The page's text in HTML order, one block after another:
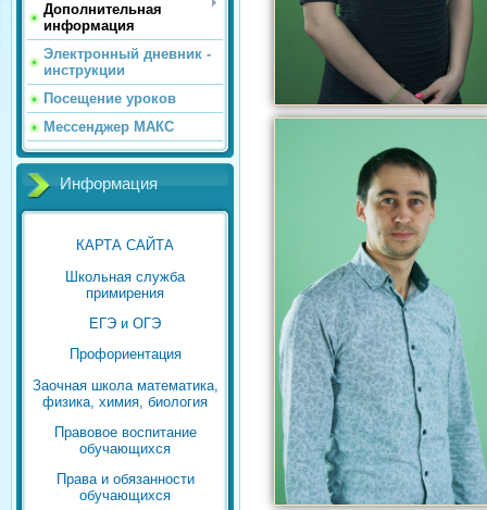
Дополнительная
информация
Электронный дневник -
инструкции
Посещение уроков
Мессенджер МАКС
Информация
КАРТА САЙТА
Школьная служба
примирения
ЕГЭ и ОГЭ
Профориентация
Заочная школа математика,
физика, химия, биология
Правовое воспитание
обучающихся
Права и обязанности
обучающихся